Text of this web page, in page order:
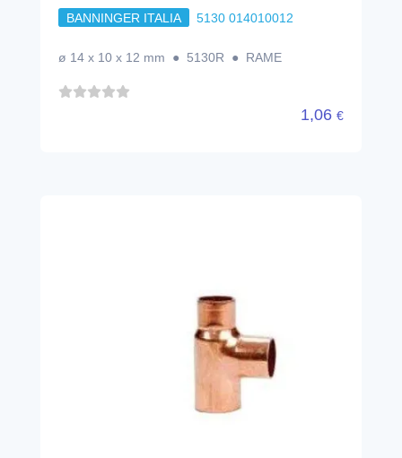
BANNINGER ITALIA 5130 014010012
ø 14 x 10 x 12 mm ● 5130R ● RAME
1,06 €